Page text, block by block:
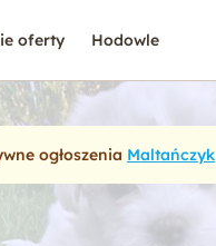
oferty Hodowle
ogłoszenia Maltańczyk